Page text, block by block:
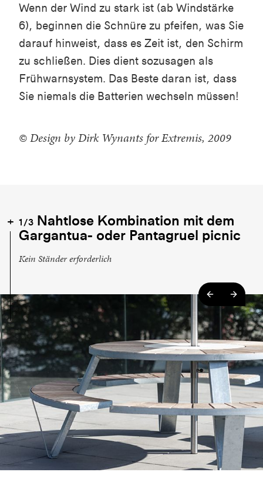
Wenn der Wind zu stark ist (ab Windstärke
6), beginnen die Schnüre zu pfeifen, was Sie
darauf hinweist, dass es Zeit ist, den Schirm
zu schließen. Dies dient sozusagen als
Frühwarnsystem. Das Beste daran ist, dass
Sie niemals die Batterien wechseln müssen!
© Design by Dirk Wynants for Extremis, 2009
1/3 Nahtlose Kombination mit dem
Gargantua- oder Pantagruel picnic
Kein Ständer erforderlich